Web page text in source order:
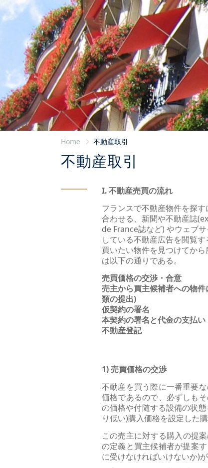
Home 不動産取引
不動産取引
I. 不動産売買の流れ
フランスで不動産物件を探
合わせる、新聞や不動産誌
de France誌など) やウェブ
している不動産広告を閲覧す
買いたい物件を見つけてか
は以下の通りである。
売買価格の交渉・合意
売主から買主候補者への物
類の提出)
仮契約の署名
本契約の署名と代金の支払い
不動産登記
1) 売買価格の交渉
不動産を買う際に一番重要
価格であるので、必ずしも
の価格や付随する設備の状
り低い)購入価格を設定した
この売主に対する購入の提
の定義と買主候補者が提案
に受けなければいけないか)が